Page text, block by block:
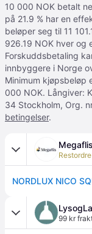
10 000 NOK betalt
på 21.9 % har en
beløper seg til 11
926.19 NOK hver og
Forskuddsbetaling
innbyggere i Norge
Minimum kjøpsbeløp
000 NOK. Långiver:
34 Stockholm, Org.
betingelser.
Megaflis
Restordre
99 kr